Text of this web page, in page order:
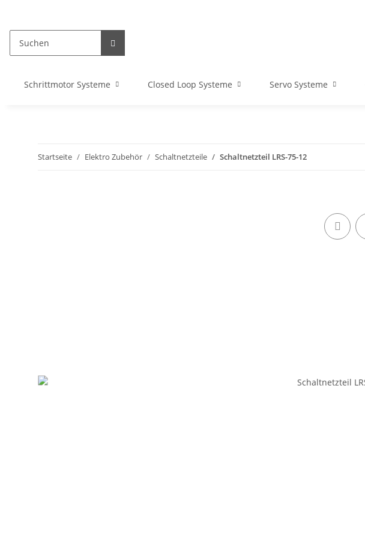
Schrittmotor Systeme Closed Loop Systeme Servo Systeme
Startseite Elektro Zubehör Schaltnetzteile Schaltnetzteil LRS-75-12